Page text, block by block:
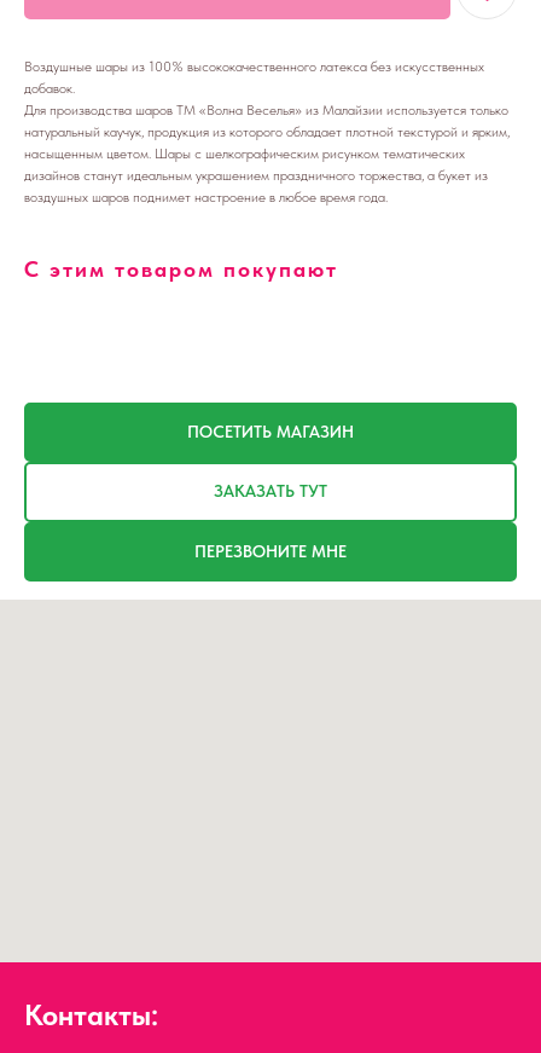
Воздушные шары из 100% высококачественного латекса без искусственных
добавок.
Для производства шаров ТМ «Волна Веселья» из Малайзии используется только
натуральный каучук, продукция из которого обладает плотной текстурой и ярким,
насыщенным цветом. Шары с шелкографическим рисунком тематических
дизайнов станут идеальным украшением праздничного торжества, а букет из
воздушных шаров поднимет настроение в любое время года.
С этим товаром покупают
ПОСЕТИТЬ МАГАЗИН
ЗАКАЗАТЬ ТУТ
ПЕРЕЗВОНИТЕ МНЕ
Контакты: